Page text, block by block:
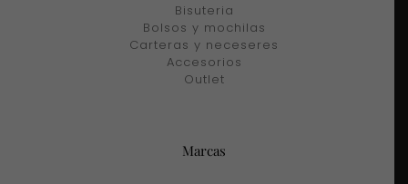
Bisuteria
Bolsos y mochilas
Carteras y neceseres
Accesorios
Outlet
Marcas